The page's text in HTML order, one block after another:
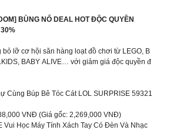
BÙNG NỔ DEAL HOT ĐỘC QUYỀN
bỏ lỡ cơ hội săn hàng loạt đồ chơi từ LEGO, B
BABY ALIVE… với giảm giá độc quyền đ
Cùng Búp Bê Tóc Cát LOL SURPRISE 59321
VNĐ (Giá gốc: 2,269,000 VNĐ)
Vui Học Máy Tính Xách Tay Có Đèn Và Nhạc